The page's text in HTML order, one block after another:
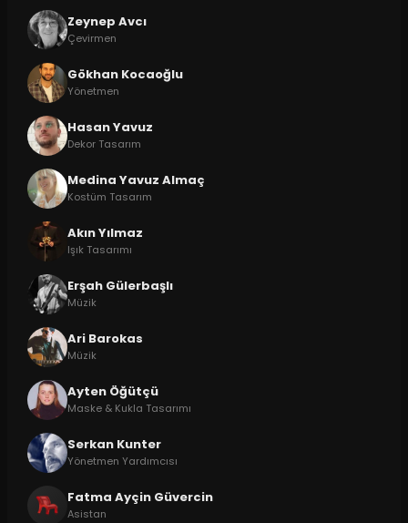
Zeynep Avcı
Çevirmen
Gökhan Kocaoğlu
Yönetmen
Hasan Yavuz
Dekor Tasarım
Medina Yavuz Almaç
Kostüm Tasarım
Akın Yılmaz
Işık Tasarımı
Erşah Gülerbaşlı
Müzik
Ari Barokas
Müzik
Ayten Öğütçü
Maske & Kukla Tasarımı
Serkan Kunter
Yönetmen Yardımcısı
Fatma Ayçin Güvercin
Asistan